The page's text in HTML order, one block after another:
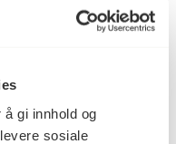
gi innhold og
sosiale